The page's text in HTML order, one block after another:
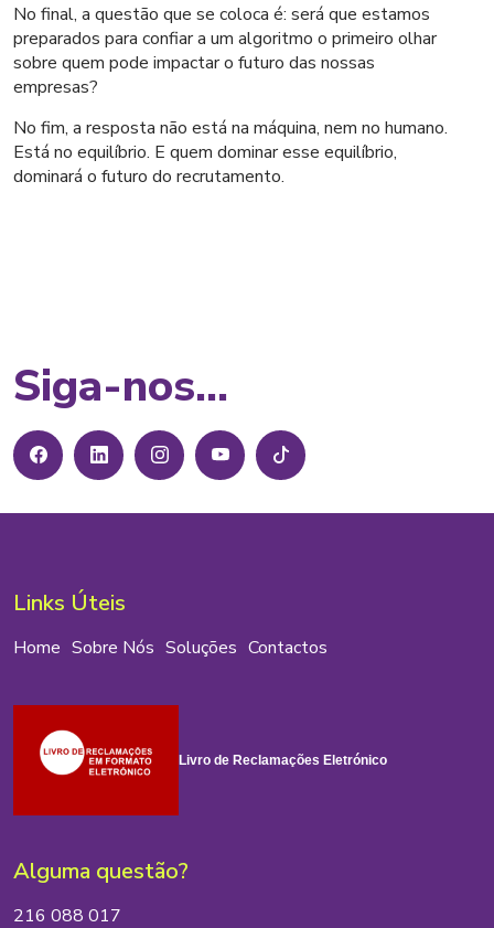
No final, a questão que se coloca é: será que estamos
preparados para confiar a um algoritmo o primeiro olhar
sobre quem pode impactar o futuro das nossas
empresas?
No fim, a resposta não está na máquina, nem no humano.
Está no equilíbrio. E quem dominar esse equilíbrio,
dominará o futuro do recrutamento.
Siga-nos...
Links Úteis
Home Sobre Nós Soluções Contactos
Livro de Reclamações Eletrónico
Alguma questão?
216 088 017